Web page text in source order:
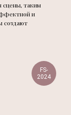
сцены, таким
и
создают
FS-
2024